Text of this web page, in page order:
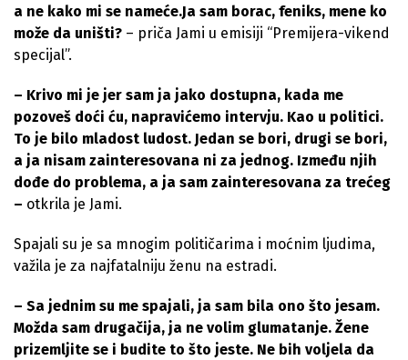
a ne kako mi se nameće.Ja sam borac, feniks, mene ko
može da uništi? – priča Jami u emisiji “Premijera-vikend
specijal”.
– Krivo mi je jer sam ja jako dostupna, kada me
pozoveš doći ću, napravićemo intervju. Kao u politici.
To je bilo mladost ludost. Jedan se bori, drugi se bori,
a ja nisam zainteresovana ni za jednog. Između njih
dođe do problema, a ja sam zainteresovana za trećeg
– otkrila je Jami.
Spajali su je sa mnogim političarima i moćnim ljudima,
važila je za najfatalniju ženu na estradi.
– Sa jednim su me spajali, ja sam bila ono što jesam.
Možda sam drugačija, ja ne volim glumatanje. Žene
prizemljite se i budite to što jeste. Ne bih voljela da